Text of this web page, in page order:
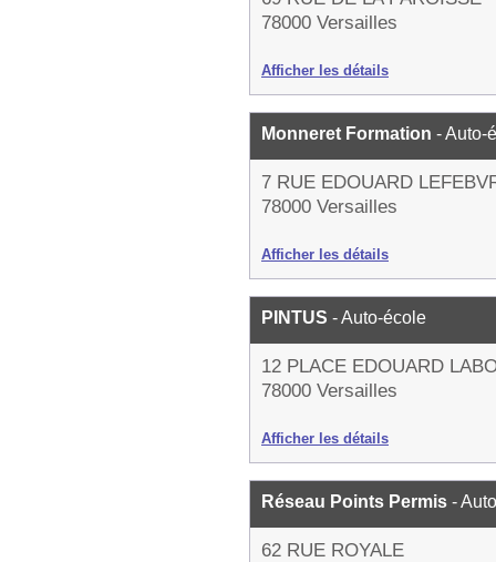
78000 Versailles
Afficher les détails
Monneret Formation - Auto-
7 RUE EDOUARD
78000 Versailles
Afficher les détails
PINTUS - Auto-école
12 PLACE EDOUARD
78000 Versailles
Afficher les détails
Réseau Points Permis -
62 RUE ROYALE